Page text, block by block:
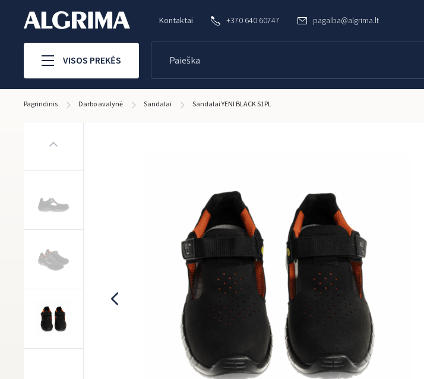
Kontaktai +370 640 60747 pagalba@algrima.lt
VISOS PREKĖS
Pagrindinis Darbo avalynė Sandalai Sandalai YENI BLACK S1PL